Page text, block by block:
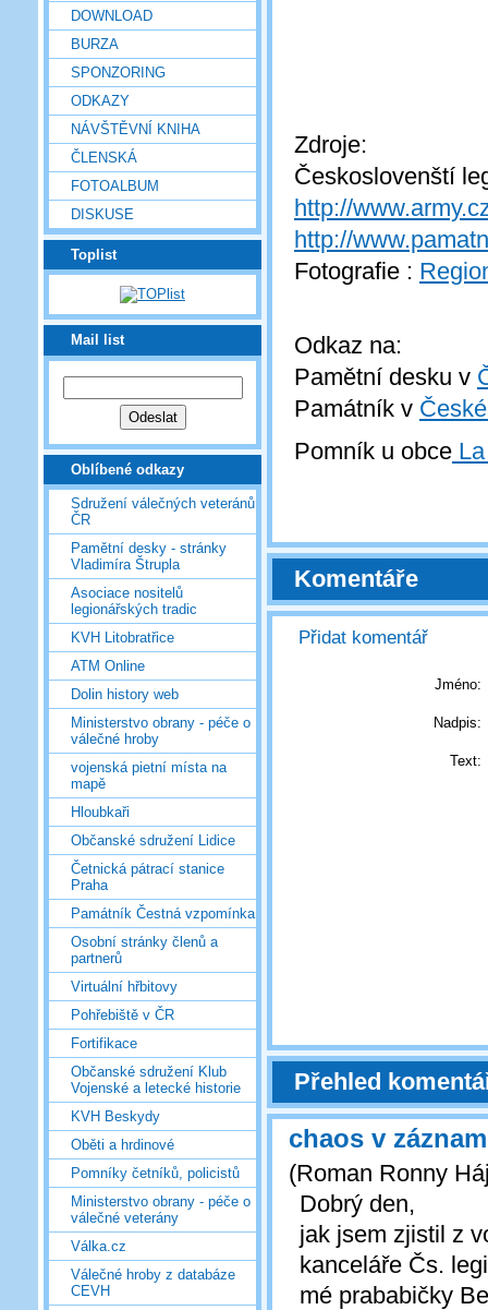
DOWNLOAD
BURZA
SPONZORING
ODKAZY
NÁVŠTĚVNÍ KNIHA
ČLENSKÁ
FOTOALBUM
DISKUSE
Toplist
Mail list
Oblíbené odkazy
Sdružení válečných veteránů
ČR
Pamětní desky - stránky
Vladimíra Štrupla
Asociace nositelů
legionářských tradic
KVH Litobratřice
ATM Online
Dolin history web
Ministerstvo obrany - péče o
válečné hroby
vojenská pietní místa na
mapě
Hloubkaři
Občanské sdružení Lidice
Četnická pátrací stanice
Praha
Památník Čestná vzpomínka
Osobní stránky členů a
partnerů
Virtuální hřbitovy
Pohřebiště v ČR
Fortifikace
Občanské sdružení Klub
Vojenské a letecké historie
KVH Beskydy
Oběti a hrdinové
Pomníky četníků, policistů
Ministerstvo obrany - péče o
válečné veterány
Válka.cz
Válečné hroby z databáze
CEVH
Zdroje:
Českoslovenští
http://
http://
Fotografie :
Odkaz na:
Pamětní desku v
Památník v
Pomník u obce
Komentáře
Přidat komentář
Jméno:
Nadpis:
Text:
Přehled
chaos v
(Roman Ronny
Dobrý den,
jak jsem zjistil z
kanceláře Čs.
mé prababičky